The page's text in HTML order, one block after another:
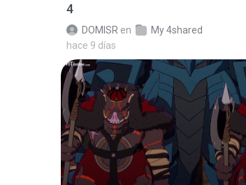
4
DOMISR en
My 4shared
hace 9 días